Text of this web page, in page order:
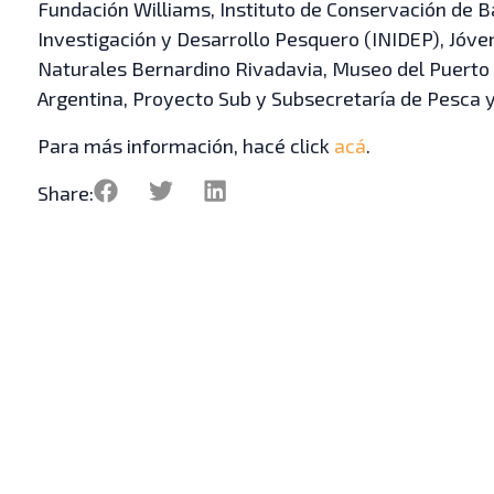
Fundación Williams, Instituto de Conservación de
Investigación y Desarrollo Pesquero (INIDEP),
Naturales Bernardino Rivadavia, Museo del
Argentina, Proyecto Sub y Subsecretaría de Pesca
Para más información, hacé click acá.
Share: